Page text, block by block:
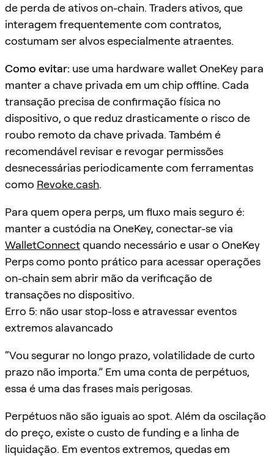
de perda de ativos on-chain. Traders ativos, que
interagem frequentemente com contratos,
costumam ser alvos especialmente atraentes.
Como evitar: use uma hardware wallet OneKey para
manter a chave privada em um chip offline. Cada
transação precisa de confirmação física no
dispositivo, o que reduz drasticamente o risco de
roubo remoto da chave privada. Também é
recomendável revisar e revogar permissões
desnecessárias periodicamente com ferramentas
como Revoke.cash.
Para quem opera perps, um fluxo mais seguro é:
manter a custódia na OneKey, conectar-se via
WalletConnectquando necessário e usar o OneKey
Perps como ponto prático para acessar operações
on-chain sem abrir mão da verificação de
transações no dispositivo.
Erro 5: não usar stop-loss e atravessar eventos
extremos alavancado
“Vou segurar no longo prazo, volatilidade de curto
prazo não importa.” Em uma conta de perpétuos,
essa é uma das frases mais perigosas.
Perpétuos não são iguais ao spot. Além da oscilação
do preço, existe o custo de funding e a linha de
liquidação. Em eventos extremos, quedas em